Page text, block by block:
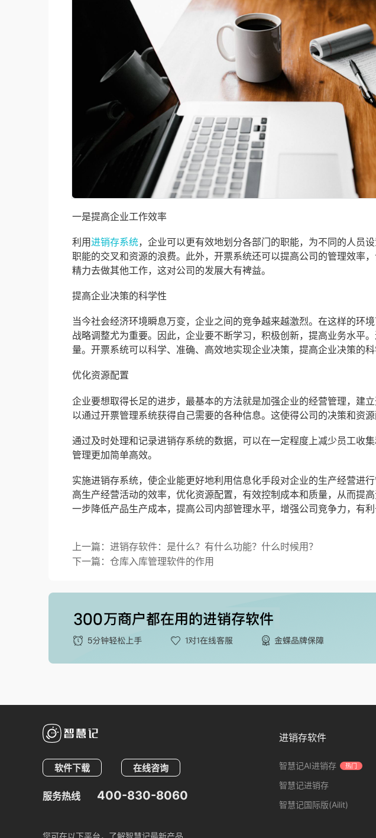
一是提高企业工作效率
利用进销存系统，企业可以更有效地划分各部门的职能，为不同的人员
职能的交叉和资源的浪费。此外，开票系统还可以提高公司的管理效率
精力去做其他工作，这对公司的发展大有裨益。
提高企业决策的科学性
当今社会经济环境瞬息万变，企业之间的竞争越来越激烈。在这样的环
战略调整尤为重要。因此，企业要不断学习，积极创新，提高业务水平
量。开票系统可以科学、准确、高效地实现企业决策，提高企业决策的科
优化资源配置
企业要想取得长足的进步，最基本的方法就是加强企业的经营管理，建
以通过开票管理系统获得自己需要的各种信息。这使得公司的决策和资源
通过及时处理和记录进销存系统的数据，可以在一定程度上减少员工收
管理更加简单高效。
实施进销存系统，使企业能更好地利用信息化手段对企业的生产经营进
高生产经营活动的效率，优化资源配置，有效控制成本和质量，从而提
一步降低产品生产成本，提高公司内部管理水平，增强公司竞争力，有利
上一篇：进销存软件：是什么？有什么功能？什么时候用？
下一篇：仓库入库管理软件的作用
软件下载 在线咨询
服务热线 400-830-8060
您可在以下平台，了解智慧记最新产品
进销存软件
智慧记AI进销存 热门
智慧记进销存
智慧记国际版(Ailit)